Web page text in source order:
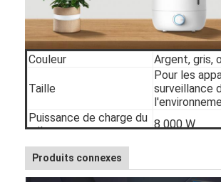
Couleur Argent, gris,
Taille
Pour les
surveillance
Puissance de charge du
rail
8 000 W
Puissance de charge de
l'adaptateur
Produits connexes